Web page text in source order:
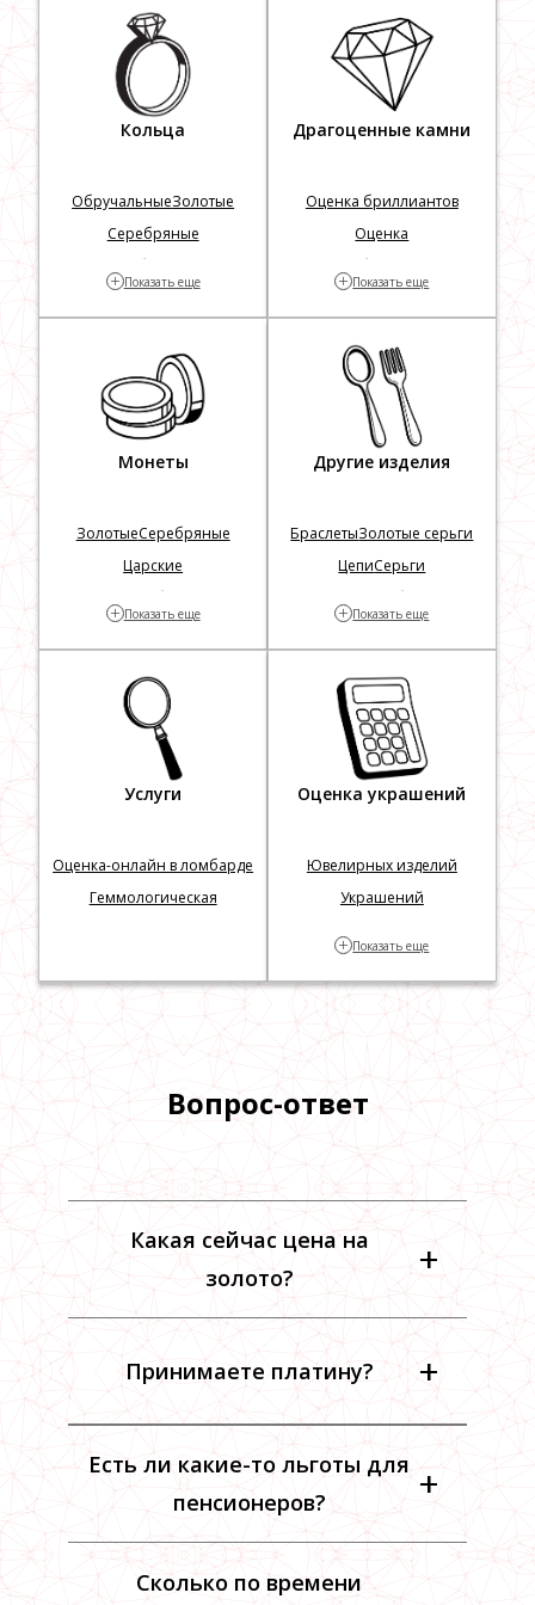
Драгоценности
Украшения с
драгоценными камнями
Кольца
ОбручальныеЗолотые
Серебряные
Золотые с бриллиантами
+ Показать еще
Драгоценные камни
Оценка бриллиантов
Оценка
Проверка бриллиантов на
+ Показать еще
Монеты
ЗолотыеСеребряные
Царские
Георгий Победоносец
+ Показать еще
Другие изделия
БраслетыЗолотые серьги
ЦепиСерьги
Столовое серебро
Серебряные часы
+ Показать еще
Услуги
Оценка-онлайн в ломбарде
Геммологическая
Оценка украшений
Ювелирных изделий
Украшений
Швейцарских часов
+ Показать еще
Вопрос-ответ
Какая сейчас цена на
золото?
+
Принимаете платину? +
Есть ли какие-то льготы для
пенсионеров?
+
Сколько по времени